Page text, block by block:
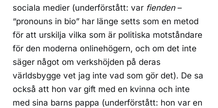
sociala medier (underförstått: var fienden –
“pronouns in bio” har länge setts som en metod
för att urskilja vilka som är politiska motståndare
för den moderna onlinehögern, och om det inte
säger något om verkshöjden på deras
världsbygge vet jag inte vad som gör det). De sa
också att hon var gift med en kvinna och inte
med sina barns pappa (underförstått: hon var en